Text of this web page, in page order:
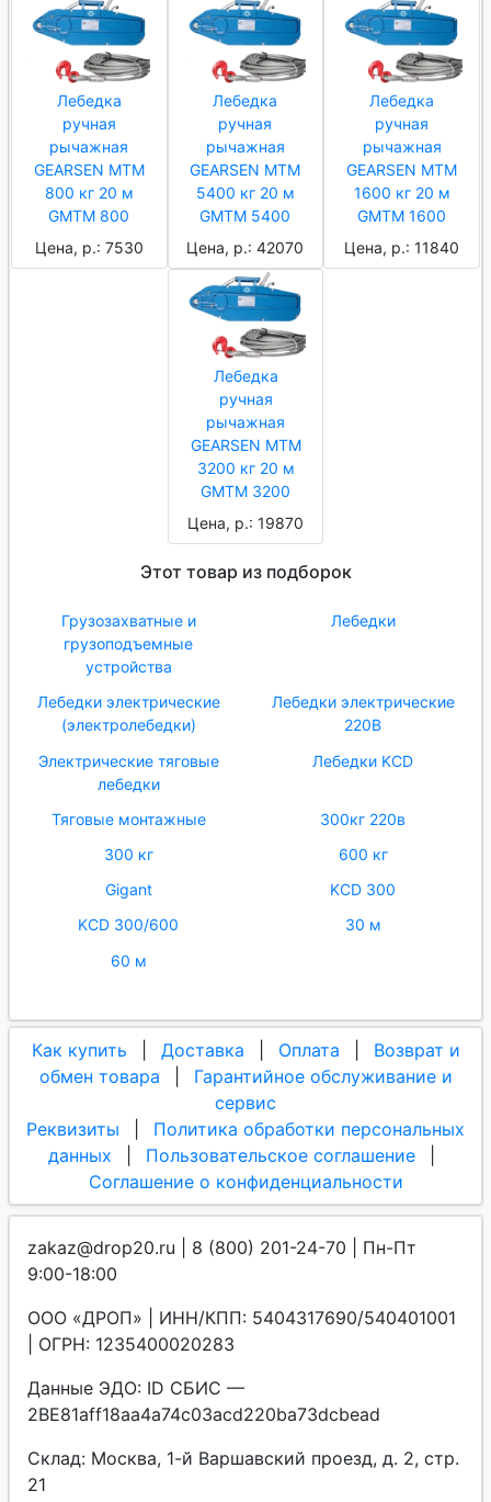
Лебедка
ручная
рычажная
GEARSEN MTM
800 кг 20 м
GMTM 800
Цена, р.: 7530
Лебедка
ручная
рычажная
GEARSEN MTM
5400 кг 20 м
GMTM 5400
Цена, р.: 42070
Лебедка
ручная
рычажная
GEARSEN MTM
1600 кг 20 м
GMTM 1600
Цена, р.: 11840
Лебедка
ручная
рычажная
GEARSEN MTM
3200 кг 20 м
GMTM 3200
Цена, р.: 19870
Этот товар из подборок
Грузозахватные и
грузоподъемные
устройства
Лебедки
Лебедки электрические
(электролебедки)
Лебедки электрические
220В
Электрические тяговые
лебедки
Лебедки KCD
Тяговые монтажные
300кг 220в
300 кг
600 кг
Gigant
KCD 300
KCD 300/600
30 м
60 м
Как купить Доставка Оплата
Возврат и
обмен товара
Гарантийное обслуживание и
сервис
Реквизиты
Политика обработки персональных
данных
Пользовательское соглашение
Соглашение о конфиденциальности
zakaz@drop20.ru | 8 (800) 201-24-70 | Пн-Пт
9:00-18:00
ООО «ДРОП» | ИНН/КПП: 5404317690/540401001
| ОГРН: 1235400020283
Данные ЭДО: ID СБИС —
2BE81aff18aa4a74c03acd220ba73dcbead
Склад: Москва, 1-й Варшавский проезд, д. 2, стр.
21